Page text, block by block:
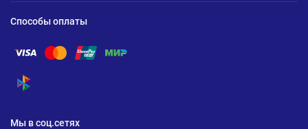
Способы оплаты
Помощь по оплате Visa
Помощь по оплате Mastercard
Помощь по оплате UnionPay
Помощь по оплате Мир
Помощь по оплате СБП
Мы в соц.сетях